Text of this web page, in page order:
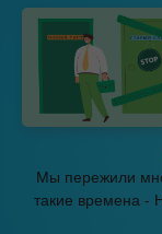
Мы пережили
такие времена